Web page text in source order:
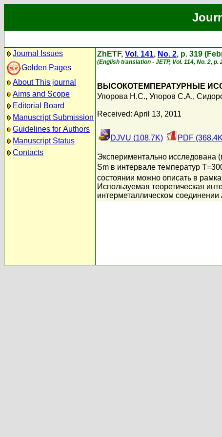
Journal Issues
Golden Pages
About This journal
Aims and Scope
Editorial Board
Manuscript Submission
Guidelines for Authors
Manuscript Status
Contacts
ZhETF, Vol. 141, No. 2, p. 319
(English translation - JETP, Vol. 114, No. 2,
ВЫСОКОТЕМПЕРАТУРНЫЕ
Упорова Н.С., Упоров С.А.,
Received: April 13, 2011
DJVU (108.7K) PDF
Экспериментально исследована
Sm в интервале температур
состоянии можно описать в
Используемая теоретическая
интерметаллическом соединении